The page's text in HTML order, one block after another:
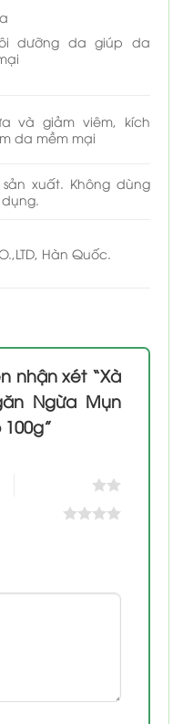
dưỡng da giúp da
và giảm viêm, kích
da mềm mại
xuất. Không dùng
Hàn Quốc.
nhận xét “Xà
Ngừa Mụn